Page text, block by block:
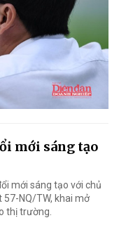
mới sáng tạo
mới sáng tạo với chủ
NQ/TW, khai mở
thị trường.